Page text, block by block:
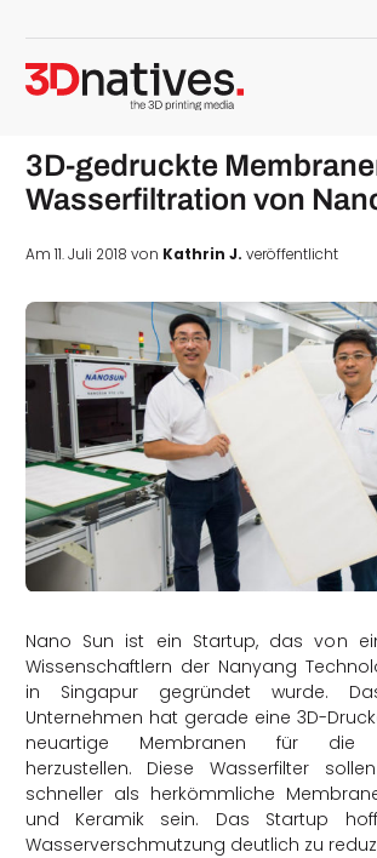
3D-gedruckte
Wasserfiltration von
Am 11. Juli 2018 von Kathrin J. veröffentlicht
Nano Sun ist ein Startup, das von
Wissenschaftlern der Nanyang
in Singapur gegründet wurde.
Unternehmen hat gerade eine 3D-
neuartige Membranen für die
herzustellen. Diese Wasserfilter
schneller als herkömmliche
und Keramik sein. Das Startup
Wasserverschmutzung deutlich zu